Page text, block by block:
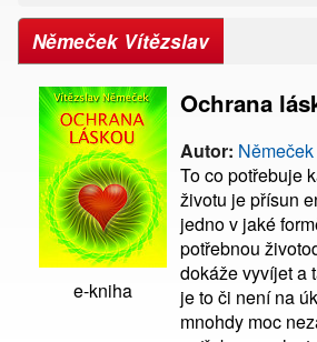
Němeček Vítězslav
e-kniha
Ochrana
Autor:
To co potřebuje
životu je přísun
jedno v jaké
potřebnou
dokáže vyvíjet a
je to či není na
mnohdy moc